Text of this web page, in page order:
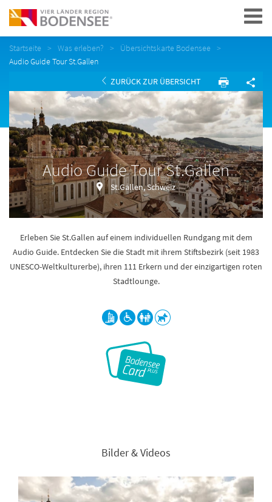
Navigation
Startseite Was erleben?
Übersichtskarte Bodensee
Audio Guide Tour St.Gallen
ZURÜCK ZUR ÜBERSICHT
Audio Guide Tour St.Gallen
St.Gallen, Schweiz
Erleben Sie St.Gallen auf einem individuellen Rundgang mit dem
Audio Guide. Entdecken Sie die Stadt mit ihrem Stiftsbezirk (seit 1983
UNESCO-Weltkulturerbe), ihren 111 Erkern und der einzigartigen roten
Stadtlounge.
Bilder & Videos